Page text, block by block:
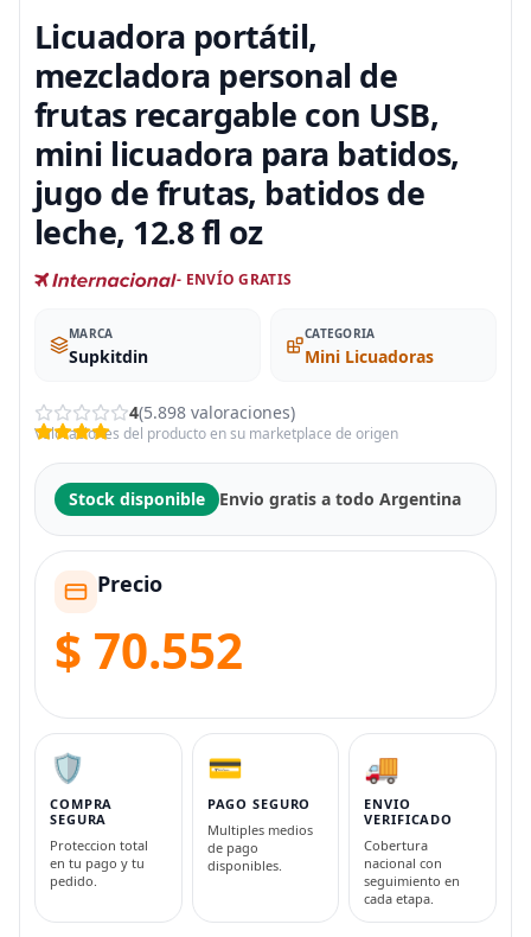
Licuadora portátil,
mezcladora personal de
frutas recargable con USB,
mini licuadora para batidos,
jugo de frutas, batidos de
leche, 12.8 fl oz
- ENVÍO GRATIS
MARCA
Supkitdin
CATEGORIA
Mini Licuadoras
4(5.898 valoraciones)
Valoraciones del producto en su marketplace de origen
Stock disponible Envio gratis a todo Argentina
Precio
$ 70.552
🛡️
COMPRA
SEGURA
Proteccion total
en tu pago y tu
pedido.
💳
PAGO SEGURO
Multiples medios
de pago
disponibles.
🚚
ENVIO
VERIFICADO
Cobertura
nacional con
seguimiento en
cada etapa.